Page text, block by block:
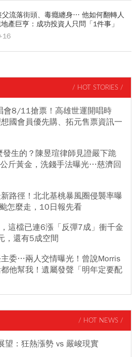
父流落街頭、毒癮纏身… 他如何翻轉人
產巨亨：成功投資人只問「1件事」
16
/ HOT STORIES /
會8/11搶票！高雄世運開唱時
國會員優先購、拓元售票資訊一
生的？陳昱瑄律師見證嚴下跪
斤黃金，洗錢手法曝光…慈濟回
路徑！北北基桃暴風圈侵襲率曝
怎麼走，10日報先看
這檔已連6漲「反彈7成」衝千金
，還有5成空間
委…兩人交情曝光！曾說Morris
他幫我！遺屬發聲「明年定要配
/ HOT NEWS /
望：狂熱漲勢 vs 嚴峻現實